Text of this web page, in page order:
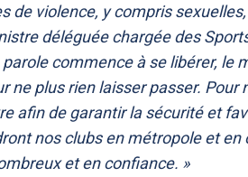
de violence, y compris
déléguée chargée des
commence à se libérer, le
ne plus rien laisser passer.
afin de garantir la sécurité et
nos clubs en métropole et en
et en confiance. »